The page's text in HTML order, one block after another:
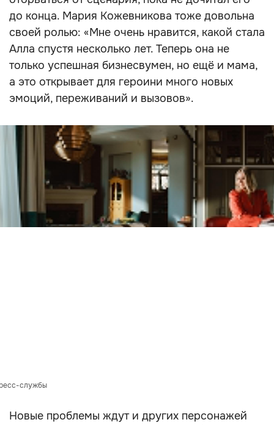
до конца. Мария Кожевникова тоже довольна
своей ролью: «Мне очень нравится, какой стала
Алла спустя несколько лет. Теперь она не
только успешная бизнесвумен, но ещё и мама,
а это открывает для героини много новых
эмоций, переживаний и вызовов».
службы
Новые проблемы ждут и других персонажей